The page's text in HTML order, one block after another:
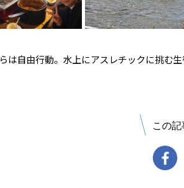
は自由行動。水上にアスレチックに挑む
この